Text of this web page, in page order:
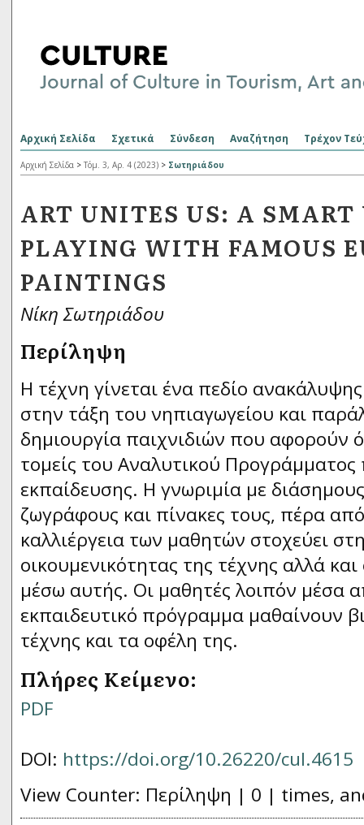
Αρχική Σελίδα Σχετικά Σύνδεση Αναζήτηση Τρέχον
Αρχική Σελίδα > Τόμ. 3, Αρ. 4 (2023) > Σωτηριάδου
ART UNITES US: A SMART
PLAYING WITH FAMOUS
PAINTINGS
Νίκη Σωτηριάδου
Περίληψη
Η τέχνη γίνεται ένα πεδίο
στην τάξη του νηπιαγωγείου και
δημιουργία παιχνιδιών που αφορούν
τομείς του Αναλυτικού Προγράμματος
εκπαίδευσης. Η γνωριμία με
ζωγράφους και πίνακες τους, πέρα
καλλιέργεια των μαθητών στοχεύει
οικουμενικότητας της τέχνης αλλά
μέσω αυτής. Οι μαθητές λοιπόν μέσα
εκπαιδευτικό πρόγραμμα μαθαίνουν
τέχνης και τα οφέλη της.
Πλήρες Κείμενο:
PDF
DOI: https://doi.org/10.26220/cul.4615
View Counter: Περίληψη | 0 | times,